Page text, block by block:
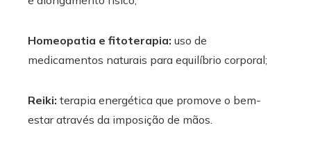
Homeopatia e fitoterapia: uso de
medicamentos naturais para equilíbrio corporal;
Reiki: terapia energética que promove o bem-
estar através da imposição de mãos.